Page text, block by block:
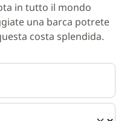
in tutto il mondo
una barca potrete
costa splendida.